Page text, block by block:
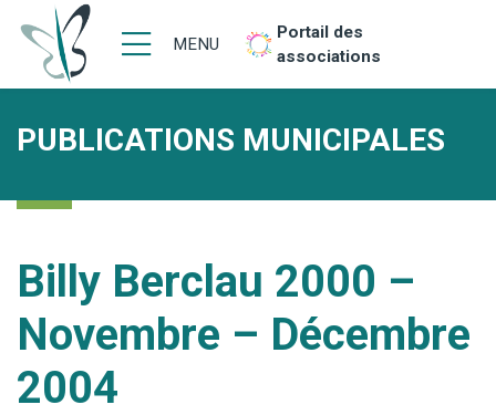
MENU
Portail des
associations
PUBLICATIONS MUNICIPALES
Billy Berclau 2000 –
Novembre – Décembre
2004